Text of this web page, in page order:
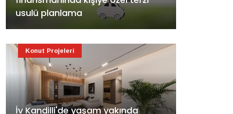
usulü planlama
İv Kandilli'de yaşam yakında
Konut Projeleri